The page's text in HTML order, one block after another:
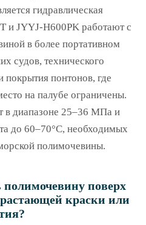
гидравлическая
и JYYJ-H600PK работают с
в более портативном
судов, технического
понтонов, где
на палубе ограничены.
в диапазоне 25–36 МПа и
до 60–70°C, необходимых
полимочевины.
поверх
краски или